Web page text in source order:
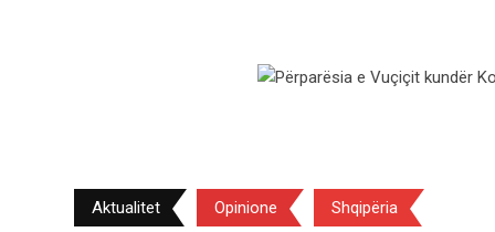
Aktualitet Opinione Shqipëria